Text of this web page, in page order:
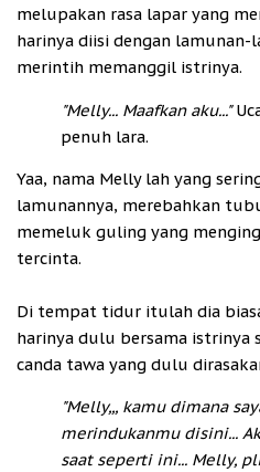
melupakan rasa lapar yang
harinya diisi dengan lamunan-
merintih memanggil istrinya.
"Melly... Maafkan aku..."
penuh lara.
Yaa, nama Melly lah yang
lamunannya, merebahkan
memeluk guling yang
tercinta.
Di tempat tidur itulah dia
harinya dulu bersama istrinya
canda tawa yang dulu
"Melly,,, kamu dimana
merindukanmu disini...
saat seperti ini... Melly,